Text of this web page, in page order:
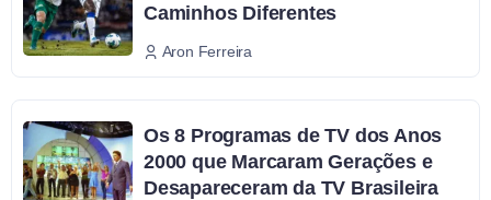
Caminhos Diferentes
Aron Ferreira
Os 8 Programas de TV dos Anos
2000 que Marcaram Gerações e
Desapareceram da TV Brasileira